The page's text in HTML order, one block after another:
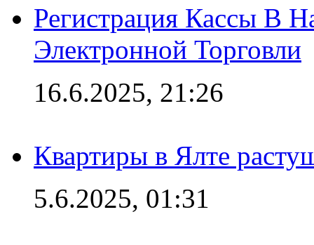
Регистрация Кассы В
Электронной Торговли
16.6.2025, 21:26
Квартиры в Ялте
5.6.2025, 01:31